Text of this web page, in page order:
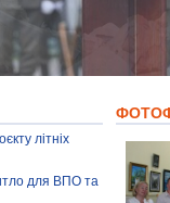
літніх
для ВПО та